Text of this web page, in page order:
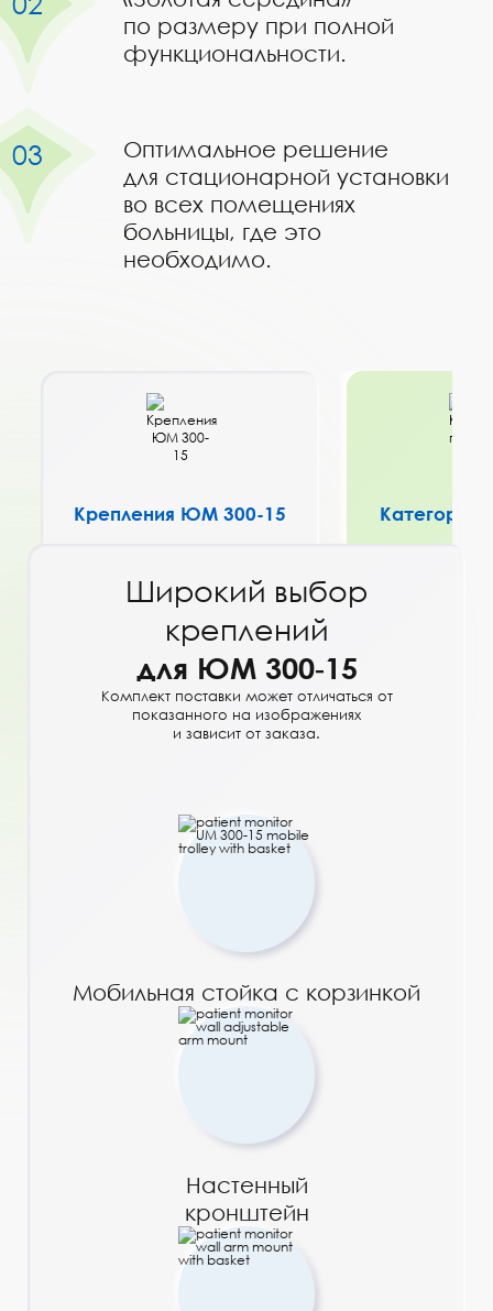
по размеру при полной
функциональности.
Оптимальное решение
для стационарной установки
во всех помещениях
больницы, где это
необходимо.
Крепления ЮМ 300-15 Категории
Широкий выбор
креплений
для ЮМ 300‑15
Комплект поставки может отличаться от
показанного на изображениях
и зависит от заказа.
Мобильная стойка с корзинкой
Настенный
кронштейн